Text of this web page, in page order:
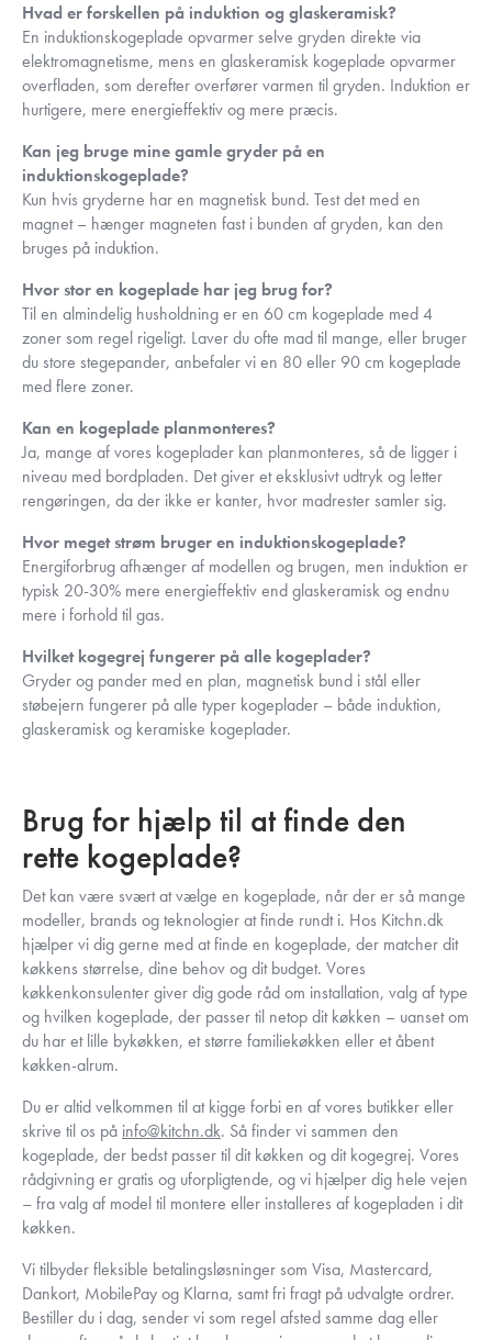
Hvad er forskellen på induktion og glaskeramisk?
En induktionskogeplade opvarmer selve gryden direkte via
elektromagnetisme, mens en glaskeramisk kogeplade opvarmer
overfladen, som derefter overfører varmen til gryden. Induktion er
hurtigere, mere energieffektiv og mere præcis.
Kan jeg bruge mine gamle gryder på en
induktionskogeplade?
Kun hvis gryderne har en magnetisk bund. Test det med en
magnet – hænger magneten fast i bunden af gryden, kan den
bruges på induktion.
Hvor stor en kogeplade har jeg brug for?
Til en almindelig husholdning er en 60 cm kogeplade med 4
zoner som regel rigeligt. Laver du ofte mad til mange, eller bruger
du store stegepander, anbefaler vi en 80 eller 90 cm kogeplade
med flere zoner.
Kan en kogeplade planmonteres?
Ja, mange af vores kogeplader kan planmonteres, så de ligger i
niveau med bordpladen. Det giver et eksklusivt udtryk og letter
rengøringen, da der ikke er kanter, hvor madrester samler sig.
Hvor meget strøm bruger en induktionskogeplade?
Energiforbrug afhænger af modellen og brugen, men induktion er
typisk 20-30% mere energieffektiv end glaskeramisk og endnu
mere i forhold til gas.
Hvilket kogegrej fungerer på alle kogeplader?
Gryder og pander med en plan, magnetisk bund i stål eller
støbejern fungerer på alle typer kogeplader – både induktion,
glaskeramisk og keramiske kogeplader.
Brug for hjælp til at finde den
rette kogeplade?
Det kan være svært at vælge en kogeplade, når der er så mange
modeller, brands og teknologier at finde rundt i. Hos Kitchn.dk
hjælper vi dig gerne med at finde en kogeplade, der matcher dit
køkkens størrelse, dine behov og dit budget. Vores
køkkenkonsulenter giver dig gode råd om installation, valg af type
og hvilken kogeplade, der passer til netop dit køkken – uanset om
du har et lille bykøkken, et større familiekøkken eller et åbent
køkken-alrum.
Du er altid velkommen til at kigge forbi en af vores butikker eller
skrive til os på info@kitchn.dk. Så finder vi sammen den
kogeplade, der bedst passer til dit køkken og dit kogegrej. Vores
rådgivning er gratis og uforpligtende, og vi hjælper dig hele vejen
– fra valg af model til montere eller installeres af kogepladen i dit
køkken.
Vi tilbyder fleksible betalingsløsninger som Visa, Mastercard,
Dankort, MobilePay og Klarna, samt fri fragt på udvalgte ordrer.
Bestiller du i dag, sender vi som regel afsted samme dag eller